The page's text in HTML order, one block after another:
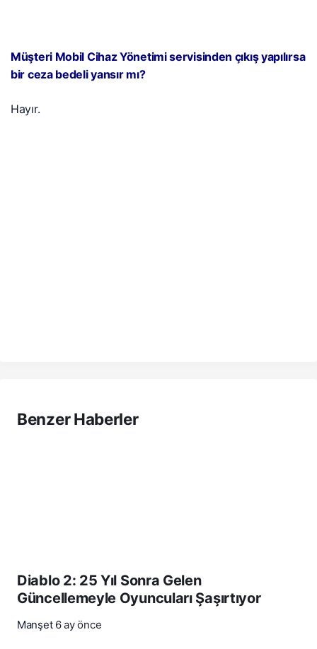
Müşteri Mobil Cihaz Yönetimi servisinden çıkış yapılırsa
bir ceza bedeli yansır mı?
Hayır.
Benzer Haberler
Diablo 2: 25 Yıl Sonra Gelen
Güncellemeyle Oyuncuları Şaşırtıyor
Manşet 6 ay önce